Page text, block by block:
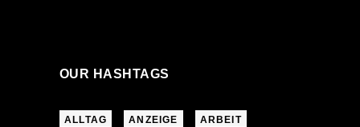
OUR HASHTAGS
ALLTAG ANZEIGE ARBEIT